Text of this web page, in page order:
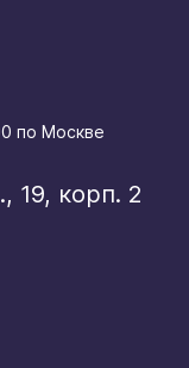
по Москве
19, корп. 2